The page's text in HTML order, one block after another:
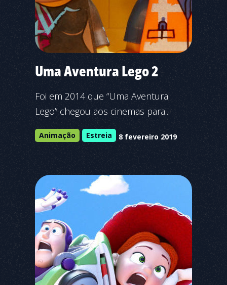
Uma Aventura Lego 2
Foi em 2014 que “Uma Aventura
Lego” chegou aos cinemas para...
Animação Estreia 8 fevereiro 2019